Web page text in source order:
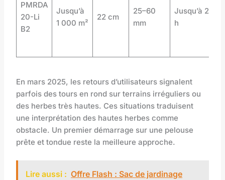
PMRDA
20-Li
B2
Jusqu’à
1 000 m²
22 cm
25–60
mm
Jusqu’à 2
h
En mars 2025, les retours d’utilisateurs signalent
parfois des tours en rond sur terrains irréguliers ou
des herbes très hautes. Ces situations traduisent
une interprétation des hautes herbes comme
obstacle. Un premier démarrage sur une pelouse
prête et tondue reste la meilleure approche.
Lire aussi : Offre Flash : Sac de jardinage